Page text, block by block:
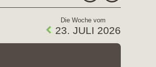
Die Woche vom
23. JULI 2026